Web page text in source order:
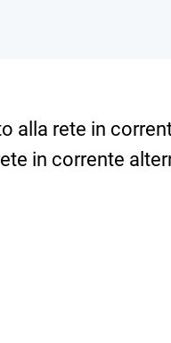
alla rete in
in corrente